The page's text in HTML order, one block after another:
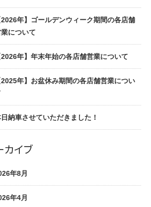
2026年】ゴールデンウィーク期間の各店舗
について
2026年】年末年始の各店舗営業について
2025年】お盆休み期間の各店舗営業につい
納車させていただきました！
カイブ
年8月
年4月